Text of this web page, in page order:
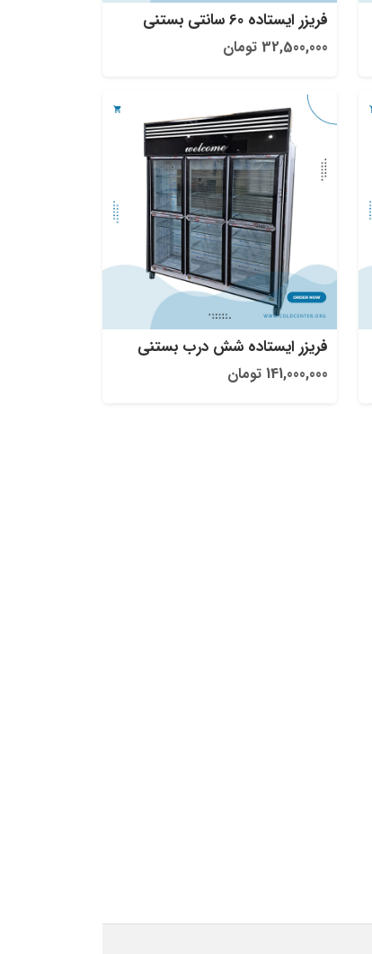
فریزر ایستاده 60 سانتی بستنی
32,500,000 تومان
فریزر ایستاده شش درب بستنی
141,000,000 تومان